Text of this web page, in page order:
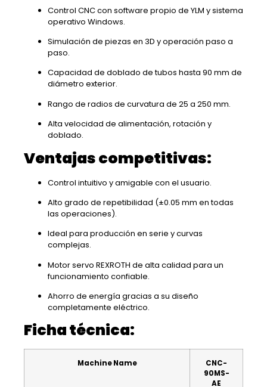
Control CNC con software propio de YLM y sistema
operativo Windows.
Simulación de piezas en 3D y operación paso a
paso.
Capacidad de doblado de tubos hasta 90 mm de
diámetro exterior.
Rango de radios de curvatura de 25 a 250 mm.
Alta velocidad de alimentación, rotación y
doblado.
Ventajas competitivas:
Control intuitivo y amigable con el usuario.
Alto grado de repetibilidad (±0.05 mm en todas
las operaciones).
Ideal para producción en serie y curvas
complejas.
Motor servo REXROTH de alta calidad para un
funcionamiento confiable.
Ahorro de energía gracias a su diseño
completamente eléctrico.
Ficha técnica:
Machine Name
CNC-
90MS-
AE